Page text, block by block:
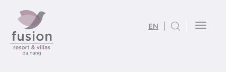
EN
Toggle